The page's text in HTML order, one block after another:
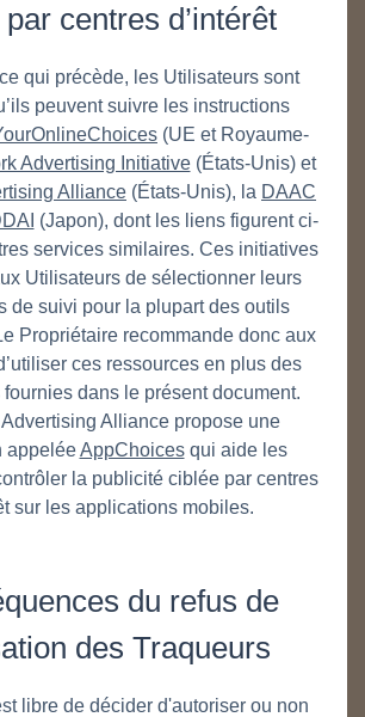
centres d’intérêt
qui précède, les Utilisateurs sont
peuvent suivre les instructions
(UE et Royaume-
Advertising Initiative(États-Unis) et
Alliance (États-Unis), la DAAC
(Japon), dont les liens figurent ci-
services similaires. Ces initiatives
Utilisateurs de sélectionner leurs
de suivi pour la plupart des outils
Propriétaire recommande donc aux
ces ressources en plus des
dans le présent document.
Alliance propose une
appeléeAppChoicesqui aide les
la publicité ciblée par centres
sur les applications mobiles.
du refus de
des Traqueurs
libre de décider d'autoriser ou non